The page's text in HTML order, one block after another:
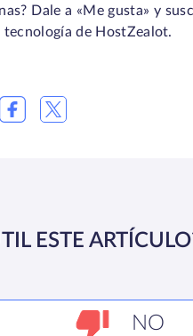
Dale a «Me gusta» y
de HostZealot.
ESTE
NO